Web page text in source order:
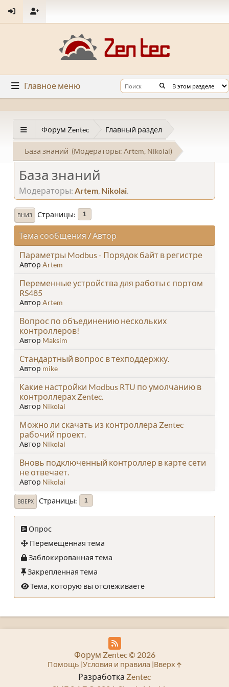
Главное меню
Форум Zentec Главный раздел
База знаний (Модераторы: Artem, Nikolai)
База знаний
Модераторы: Artem Nikolai
ВНИЗ Страницы 1
Тема сообщения / Автор
Параметры Modbus - Порядок байт в регистре
Автор Artem
Переменные устройства для работы с портом
RS485
Автор Artem
Вопрос по объединению нескольких
контроллеров!
Автор Maksim
Стандартный вопрос в техподдержку.
Автор mike
Какие настройки Modbus RTU по умолчанию в
контроллерах Zentec.
Автор Nikolai
Можно ли скачать из контроллера Zentec
рабочий проект.
Автор Nikolai
Вновь подключенный контроллер в карте сети
не отвечает.
Автор Nikolai
ВВЕРХ Страницы 1
Опрос
Перемещенная тема
Заблокированная тема
Закрепленная тема
Тема, которую вы отслеживаете
Разработка Zentec
Форум Zentec © 2026
Помощь Условия и правила Вверх